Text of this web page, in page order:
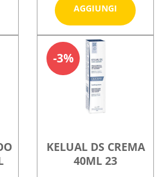
AGGIUNGI
Aggiungi
200ML al
Informazioni
SHAMPOO
200ML
KELUAL DS CREMA
40ML 23
3%